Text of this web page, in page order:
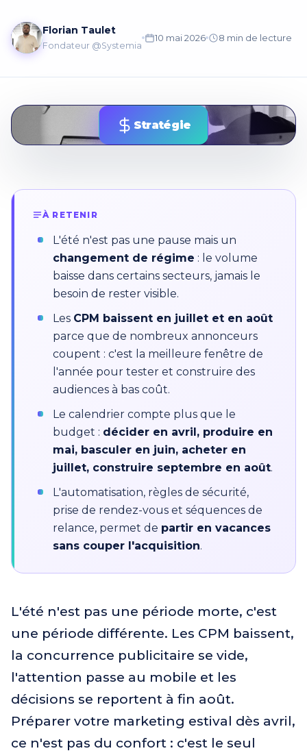
Florian Taulet
Fondateur @Systemia
10 mai 2026 8 min de lecture
Stratégie
À RETENIR
L'été n'est pas une pause mais un
changement de régime : le volume
baisse dans certains secteurs, jamais le
besoin de rester visible.
Les CPM baissent en juillet et en août
parce que de nombreux annonceurs
coupent : c'est la meilleure fenêtre de
l'année pour tester et construire des
audiences à bas coût.
Le calendrier compte plus que le
budget : décider en avril, produire en
mai, basculer en juin, acheter en
juillet, construire septembre en août.
L'automatisation, règles de sécurité,
prise de rendez-vous et séquences de
relance, permet de partir en vacances
sans couper l'acquisition.
L'été n'est pas une période morte, c'est
une période différente. Les CPM baissent,
la concurrence publicitaire se vide,
l'attention passe au mobile et les
décisions se reportent à fin août.
Préparer votre marketing estival dès avril,
ce n'est pas du confort : c'est le seul